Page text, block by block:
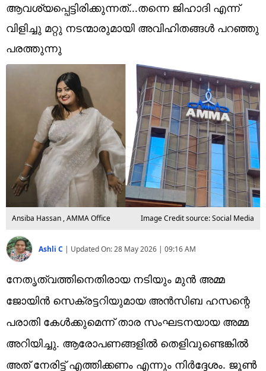
Photo
Short Videos
ആവശ്യപ്പെട്ടിരിക്കുന്നത്...തന്നെ ജിഹാദി എന്ന്
വിളിച്ചു മറ്റു നടന്മാരുമായി അവിഹിതങ്ങൾ പറഞ്ഞു
പരത്തുന്നു
Ansiba Hassan , AMMA Office Image Credit source: Social Media
Ashli C | Updated On:28 May 2026 | 09:16 AM
നേതൃത്വത്തിനെതിരായ നടിയും മുൻ അമ്മ
ജോയിൻ സെക്രട്ടറിയുമായ അൻസിബ ഹസന്റെ
പരാതി കേൾക്കുമെന്ന് താര സംഘടനയായ അമ്മ
അറിയിച്ചു. ആരോപണങ്ങളിൽ തെളിവുണ്ടെങ്കിൽ
അത് നേരിട്ട് എത്തിക്കണം എന്നും നിർദ്ദേശം. ജൂൺ